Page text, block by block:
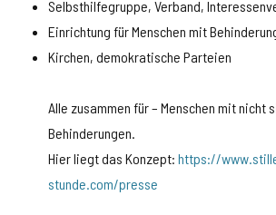
Selbsthilfegruppe, Verband,
Einrichtung für Menschen mit
Kirchen, demokratische Parteien
Alle zusammen für – Menschen mit nicht
Behinderungen.
Hier liegt das Konzept:https://
stunde.com/presse